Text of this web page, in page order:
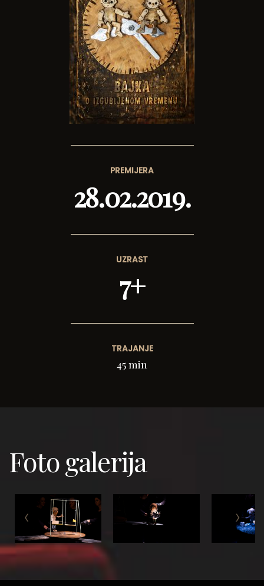
PREMIJERA
28.02.2019.
UZRAST
7+
TRAJANJE
45 min
Foto galerija